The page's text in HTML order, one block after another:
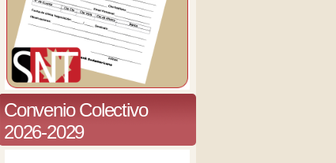
Convenio Colectivo
2026-2029